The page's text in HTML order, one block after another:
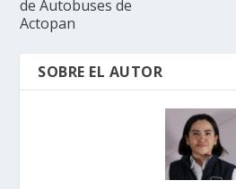
de Autobuses de
Actopan
SOBRE EL AUTOR